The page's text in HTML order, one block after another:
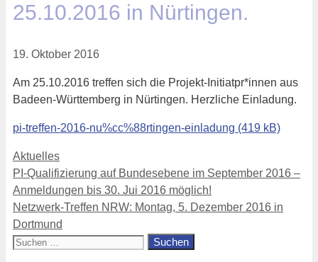
25.10.2016 in Nürtingen.
19. Oktober 2016
Am 25.10.2016 treffen sich die Projekt-Initiatpr*innen aus
Badeen-Württemberg in Nürtingen. Herzliche Einladung.
pi-treffen-2016-nu%cc%88rtingen-einladung
Kategorien
Aktuelles
PI-Qualifizierung auf Bundesebene im September 2016 –
Anmeldungen bis 30. Jui 2016 möglich!
Netzwerk-Treffen NRW: Montag, 5. Dezember 2016 in
Dortmund
Suchen